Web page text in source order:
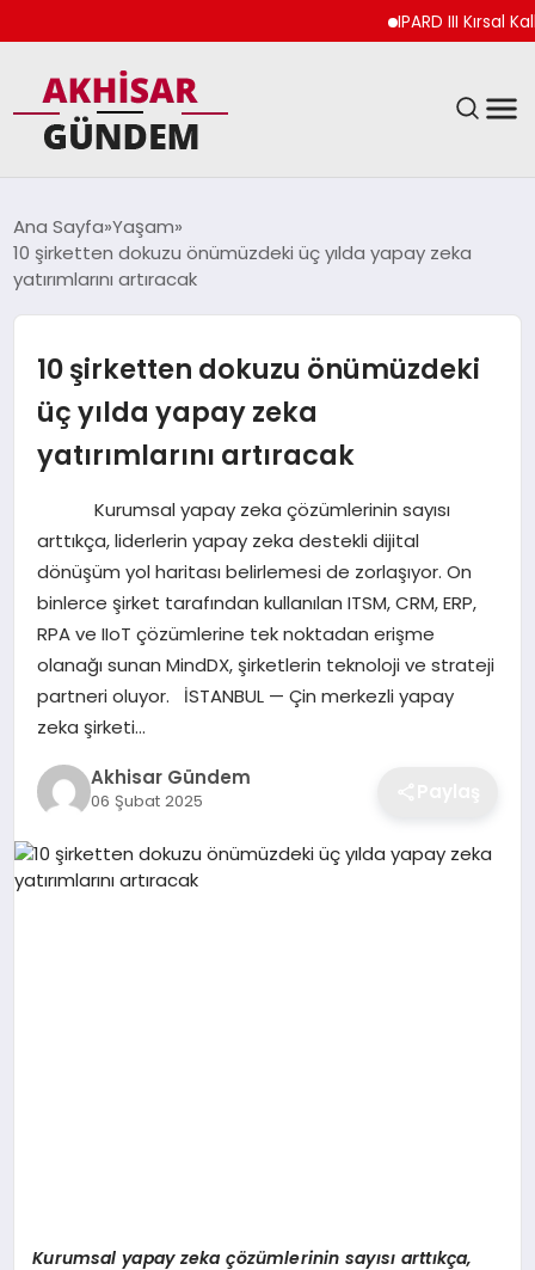
IPARD III Kırsal
DÜNYA
SPOR
TEKNOLOJI
Ana Sayfa Yaşam
10 şirketten dokuzu önümüzdeki üç yılda yapay zeka
yatırımlarını artıracak
10 şirketten dokuzu önümüzdeki
üç yılda yapay zeka
yatırımlarını artıracak
Kurumsal yapay zeka çözümlerinin sayısı
arttıkça, liderlerin yapay zeka destekli dijital
dönüşüm yol haritası belirlemesi de zorlaşıyor. On
binlerce şirket tarafından kullanılan ITSM, CRM, ERP,
RPA ve IIoT çözümlerine tek noktadan erişme
olanağı sunan MindDX, şirketlerin teknoloji ve strateji
partneri oluyor. İSTANBUL — Çin merkezli yapay
zeka şirketi…
Akhisar Gündem
06 Şubat 2025
Kurumsal yapay zeka çözümlerinin sayısı arttıkça,